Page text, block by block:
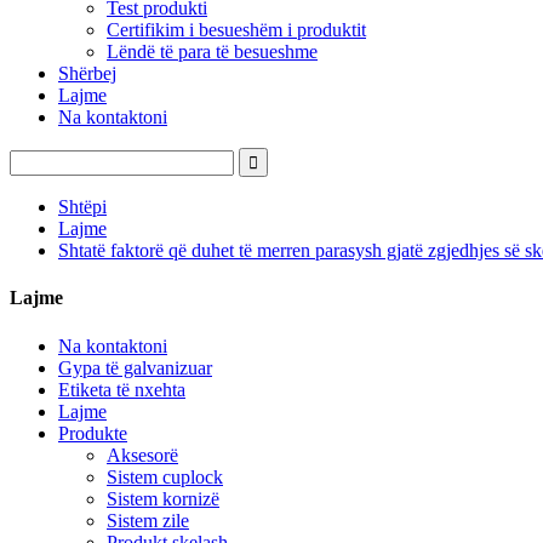
Test produkti
Certifikim i besueshëm i produktit
Lëndë të para të besueshme
Shërbej
Lajme
Na kontaktoni
Shtëpi
Lajme
Shtatë faktorë që duhet të merren parasysh gjatë zgjedhjes së
Lajme
Na kontaktoni
Gypa të galvanizuar
Etiketa të nxehta
Lajme
Produkte
Aksesorë
Sistem cuplock
Sistem kornizë
Sistem zile